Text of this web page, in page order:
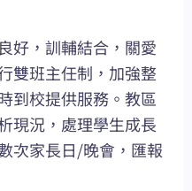
好，訓輔結合，關愛
雙班主任制，加強整
到校提供服務。教區
現況，處理學生成長
次家長日/晚會，匯報